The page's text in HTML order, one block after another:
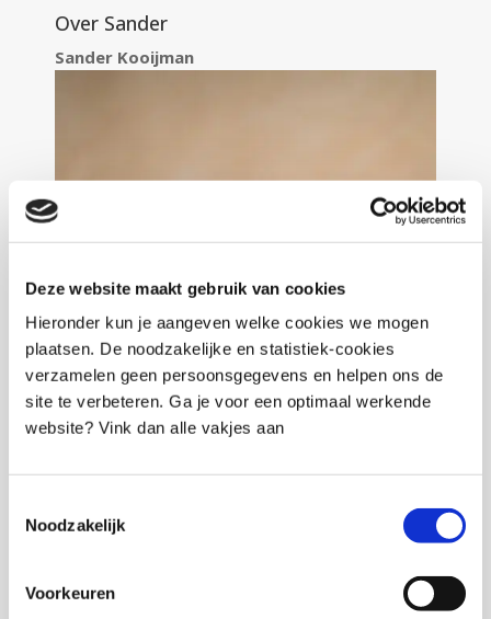
Deze website maakt gebruik van cookies
Hieronder kun je aangeven welke cookies we mogen
plaatsen. De noodzakelijke en statistiek-cookies
verzamelen geen persoonsgegevens en helpen ons de
site te verbeteren. Ga je voor een optimaal werkende
website? Vink dan alle vakjes aan
Noodzakelijk
Voorkeuren
Over Sander
Sander Kooijman